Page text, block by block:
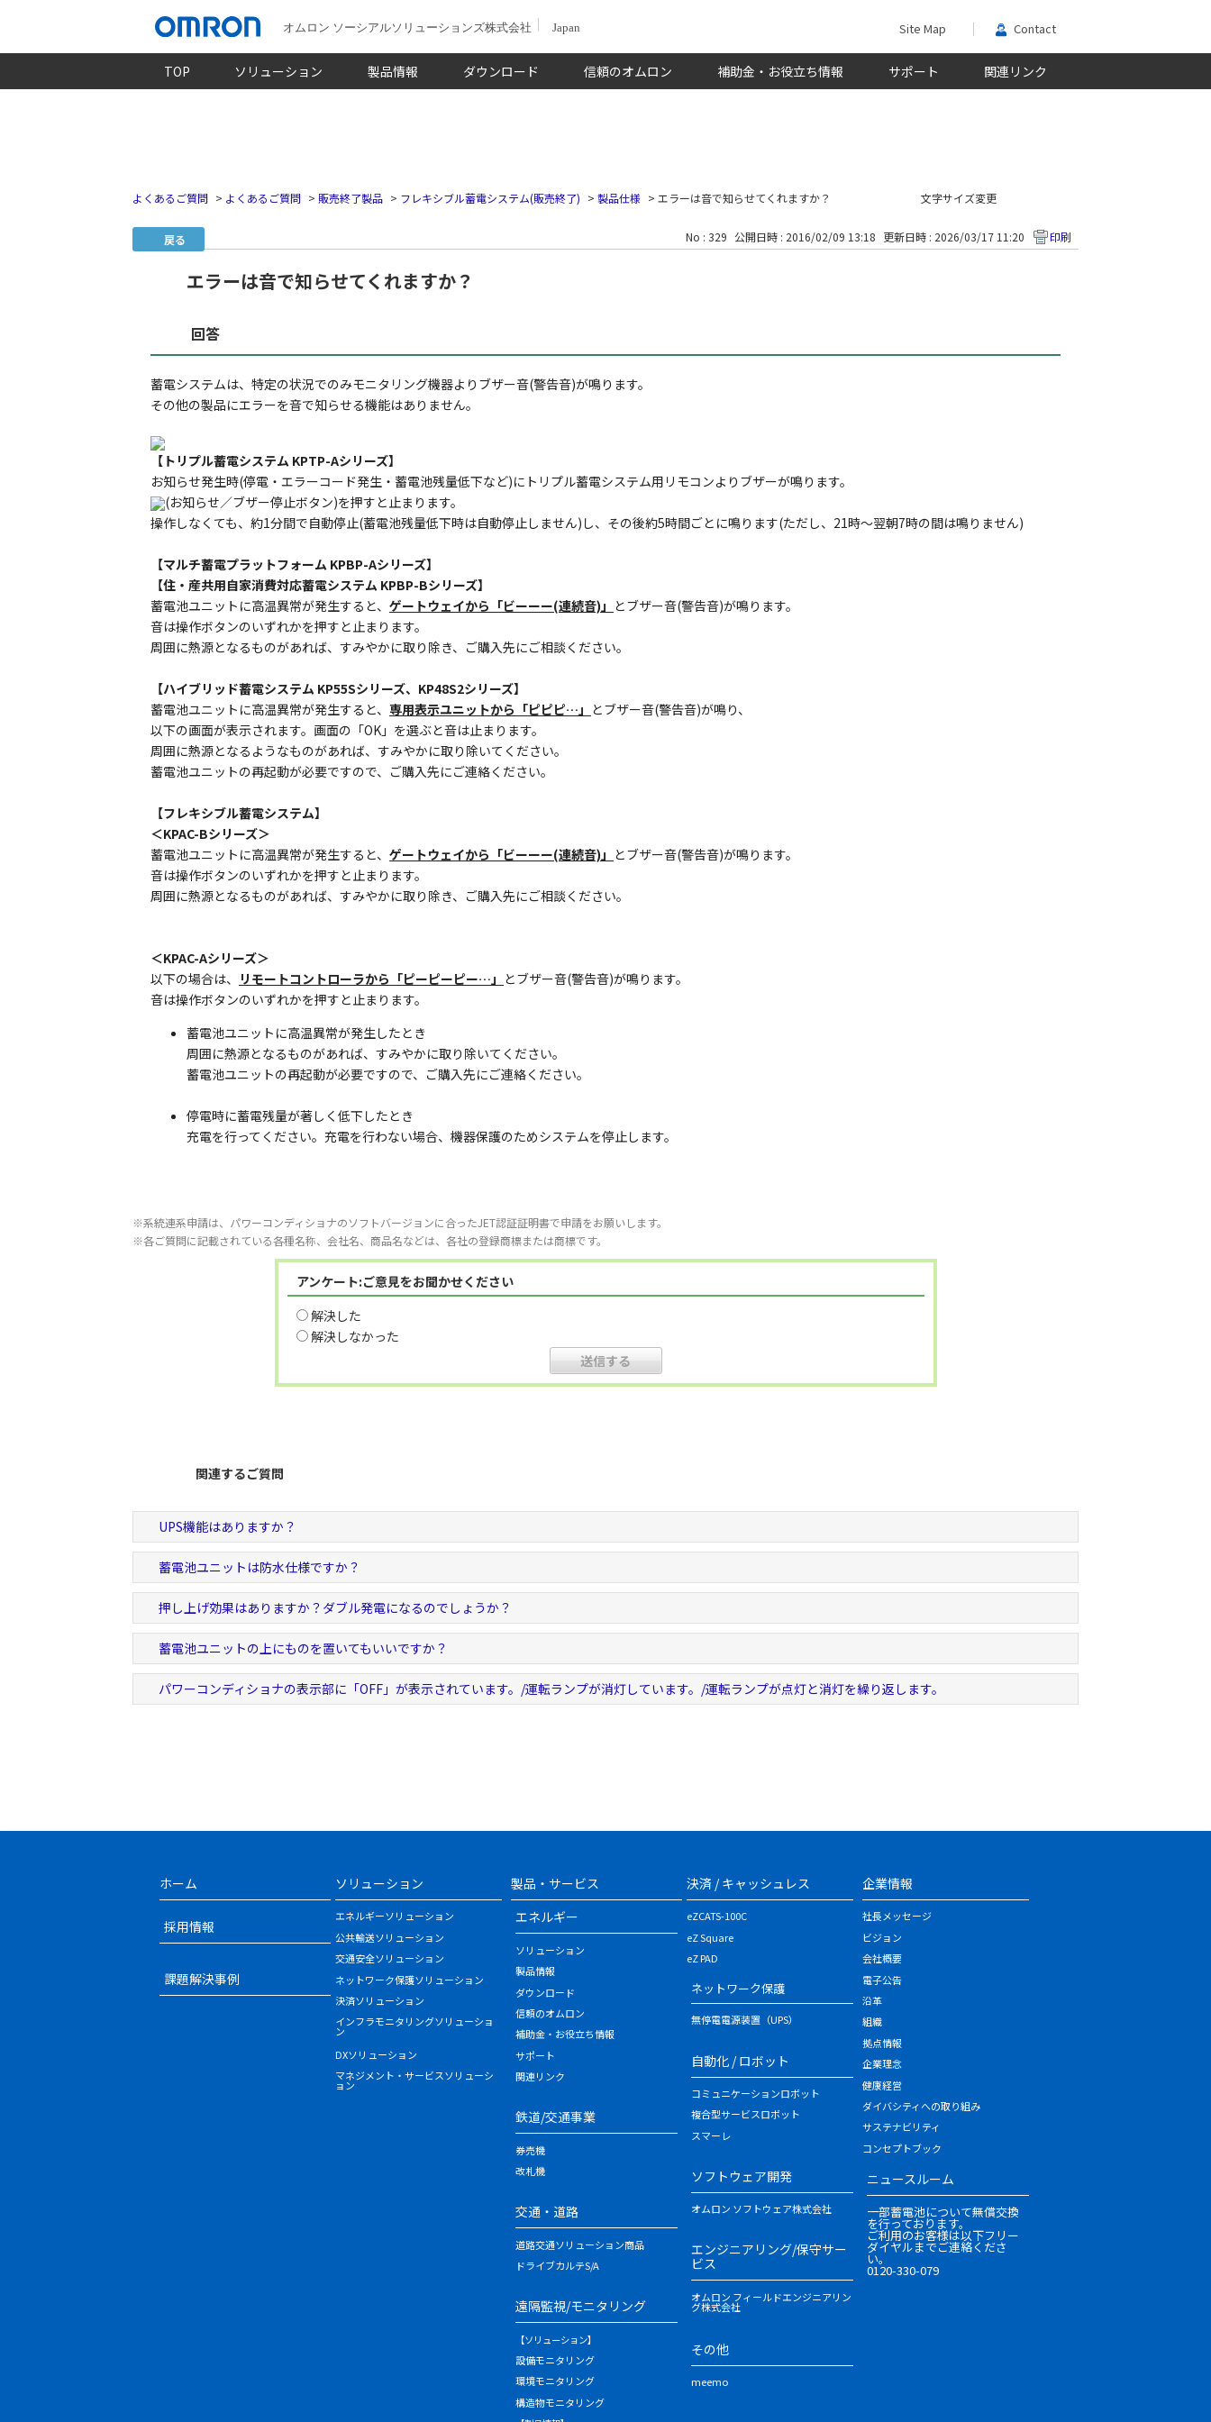
オムロン ソーシアルソリューションズ株式会社 Japan Site Map Contact
TOP ソリューション 製品情報 ダウンロード 信頼のオムロン 補助金・お役立ち情報 サポート 関連リンク
文字サイズ変更
よくあるご質問 > よくあるご質問 > 販売終了製品 > フレキシブル蓄電システム(販売終了) > 製品仕様 > エラーは音で知らせてくれますか？
戻る No : 329 公開日時 : 2016/02/09 13:18 更新日時 : 2026/03/17 11:20 印刷
エラーは音で知らせてくれますか？
回答
蓄電システムは、特定の状況でのみモニタリング機器よりブザー音(警告音)が鳴ります。
その他の製品にエラーを音で知らせる機能はありません。
【トリプル蓄電システム KPTP-Aシリーズ】
お知らせ発生時(停電・エラーコード発生・蓄電池残量低下など)にトリプル蓄電システム用リモコンよりブザーが鳴ります。
(お知らせ／ブザー停止ボタン)を押すと止まります。
操作しなくても、約1分間で自動停止(蓄電池残量低下時は自動停止しません)し、その後約5時間ごとに鳴ります(ただし、21時～翌朝7時の間は鳴りません)
【マルチ蓄電プラットフォーム KPBP-Aシリーズ】
【住・産共用自家消費対応蓄電システム KPBP-Bシリーズ】
蓄電池ユニットに高温異常が発生すると、 ゲートウェイから「ビーーー(連続音)」 とブザー音(警告音)が鳴ります。
音は操作ボタンのいずれかを押すと止まります。
周囲に熱源となるものがあれば、すみやかに取り除き、ご購入先にご相談ください。
【ハイブリッド蓄電システム KP55Sシリーズ、KP48S2シリーズ】
蓄電池ユニットに高温異常が発生すると、 専用表示ユニットから「ピピピ…」 とブザー音(警告音)が鳴り、
以下の画面が表示されます。画面の「OK」を選ぶと音は止まります。
周囲に熱源となるようなものがあれば、すみやかに取り除いてください。
蓄電池ユニットの再起動が必要ですので、ご購入先にご連絡ください。
【フレキシブル蓄電システム】
＜KPAC-Bシリーズ＞
蓄電池ユニットに高温異常が発生すると、 ゲートウェイから「ビーーー(連続音)」 とブザー音(警告音)が鳴ります。
音は操作ボタンのいずれかを押すと止まります。
周囲に熱源となるものがあれば、すみやかに取り除き、ご購入先にご相談ください。
＜KPAC-Aシリーズ＞
以下の場合は、 リモートコントローラから「ピーピーピー…」 とブザー音(警告音)が鳴ります。
音は操作ボタンのいずれかを押すと止まります。
蓄電池ユニットに高温異常が発生したとき
周囲に熱源となるものがあれば、すみやかに取り除いてください。
蓄電池ユニットの再起動が必要ですので、ご購入先にご連絡ください。
停電時に蓄電残量が著しく低下したとき
充電を行ってください。充電を行わない場合、機器保護のためシステムを停止します。
※系統連系申請は、パワーコンディショナのソフトバージョンに合ったJET認証証明書で申請をお願いします。
※各ご質問に記載されている各種名称、会社名、商品名などは、各社の登録商標または商標です。
アンケート:ご意見をお聞かせください
解決した
解決しなかった
関連するご質問
UPS機能はありますか？
蓄電池ユニットは防水仕様ですか？
押し上げ効果はありますか？ダブル発電になるのでしょうか？
蓄電池ユニットの上にものを置いてもいいですか？
パワーコンディショナの表示部に「OFF」が表示されています。/運転ランプが消灯しています。/運転ランプが点灯と消灯を繰り返します。
ホーム
採用情報
課題解決事例
ソリューション
エネルギーソリューション
公共輸送ソリューション
交通安全ソリューション
ネットワーク保護ソリューション
決済ソリューション
インフラモニタリングソリューショ
ン
DXソリューション
マネジメント・サービスソリューシ
ョン
製品・サービス
エネルギー
ソリューション
製品情報
ダウンロード
信頼のオムロン
補助金・お役立ち情報
サポート
関連リンク
鉄道/交通事業
券売機
改札機
交通・道路
道路交通ソリューション商品
ドライブカルテS/A
遠隔監視/モニタリング
【ソリューション】
設備モニタリング
環境モニタリング
構造物モニタリング
決済 / キャッシュレス
eZCATS-100C
eZ Square
eZ PAD
ネットワーク保護
無停電電源装置（UPS）
自動化 / ロボット
コミュニケーションロボット
複合型サービスロボット
スマーレ
ソフトウェア開発
オムロン ソフトウェア株式会社
エンジニアリング/保守サー
ビス
オムロン フィールドエンジニアリン
グ株式会社
その他
meemo
企業情報
社長メッセージ
ビジョン
会社概要
電子公告
沿革
組織
拠点情報
企業理念
健康経営
ダイバシティへの取り組み
サステナビリティ
コンセプトブック
ニュースルーム
一部蓄電池について無償交換
を行っております。
ご利用のお客様は以下フリー
ダイヤルまでご連絡くださ
い。
0120-330-079